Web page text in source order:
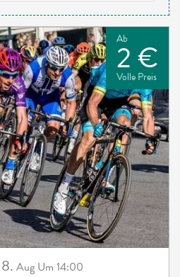
Ab
2 €
Volle Preis
8. Aug Um 14:00